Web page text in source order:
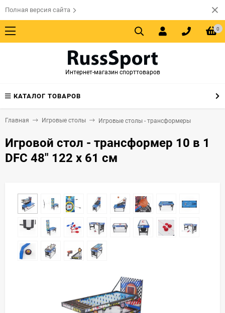
Полная версия сайта
0
Интернет-магазин спорттоваров
КАТАЛОГ ТОВАРОВ
Главная Игровые столы Игровые столы - трансформеры
Игровой стол - трансформер 10 в 1
DFC 48" 122 x 61 см